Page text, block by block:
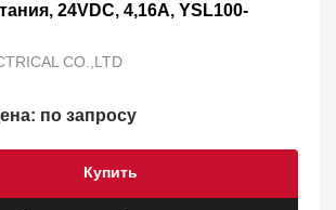
24VDC, 4,16A, YSL100-
CO.,LTD
по запросу
Купить